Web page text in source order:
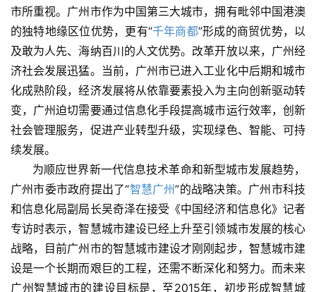
市所重视。广州市作为中国第三大城市，拥有毗邻中国港澳
的独特地缘区位优势，更有“千年商都”形成的商贸优势，以
及敢为人先、海纳百川的人文优势。改革开放以来，广州经
济社会发展迅猛。当前，广州市已进入工业化中后期和城市
化成熟阶段，经济发展将从依靠要素投入为主向创新驱动转
变，广州迫切需要通过信息化手段提高城市运行效率，创新
社会管理服务，促进产业转型升级，实现绿色、智能、可持
续发展。
为顺应世界新一代信息技术革命和新型城市发展趋势，
广州市委市政府提出了“智慧广州”的战略决策。广州市科技
和信息化局副局长吴奇泽在接受《中国经济和信息化》记者
专访时表示，智慧城市建设已经上升至引领城市发展的核心
战略，目前广州市的智慧城市建设才刚刚起步，智慧城市建
设是一个长期而艰巨的工程，还需不断深化和努力。而未来
广州智慧城市的建设目标是，至2015年，初步形成智慧城